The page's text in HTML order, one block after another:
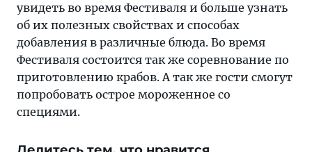
увидеть во время Фестиваля и больше узнать
об их полезных свойствах и способах
добавления в различные блюда. Во время
Фестиваля состоится так же соревнование по
приготовлению крабов. А так же гости смогут
попробовать острое мороженное со
специями.